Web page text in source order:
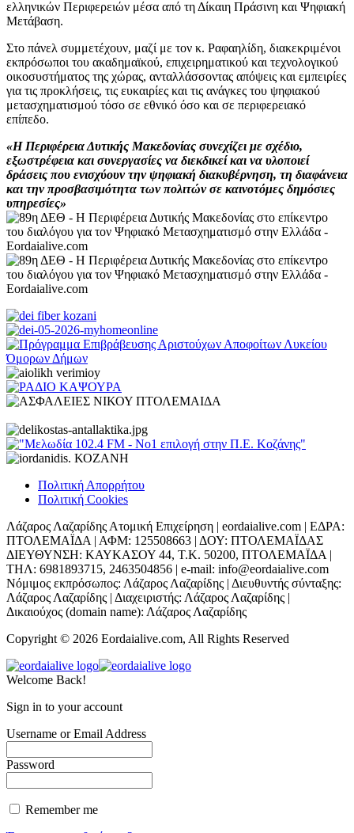
ελληνικών Περιφερειών μέσα από τη Δίκαιη Πράσινη και Ψηφιακή
Μετάβαση.
Στο πάνελ συμμετέχουν, μαζί με τον κ. Ραφαηλίδη, διακεκριμένοι
εκπρόσωποι του ακαδημαϊκού, επιχειρηματικού και τεχνολογικού
οικοσυστήματος της χώρας, ανταλλάσσοντας απόψεις και εμπειρίες
για τις προκλήσεις, τις ευκαιρίες και τις ανάγκες του ψηφιακού
μετασχηματισμού τόσο σε εθνικό όσο και σε περιφερειακό
επίπεδο.
«Η Περιφέρεια Δυτικής Μακεδονίας συνεχίζει με σχέδιο,
εξωστρέφεια και συνεργασίες να διεκδικεί και να υλοποιεί
δράσεις που ενισχύουν την ψηφιακή διακυβέρνηση, τη διαφάνεια
και την προσβασιμότητα των πολιτών σε καινοτόμες δημόσιες
υπηρεσίες»
Πολιτική Απορρήτου
Πολιτική Cookies
Λάζαρος Λαζαρίδης Ατομική Επιχείρηση | eordaialive.com | ΕΔΡΑ:
ΠΤΟΛΕΜΑΪΔΑ | ΑΦΜ: 125508663 | ΔΟΥ: ΠΤΟΛΕΜΑΪΔΑΣ
ΔΙΕΥΘΥΝΣΗ: ΚΑΥΚΑΣΟΥ 44, Τ.Κ. 50200, ΠΤΟΛΕΜΑΪΔΑ |
ΤΗΛ: 6981893715, 2463504856 | e-mail: info@eordaialive.com
Νόμιμος εκπρόσωπος: Λάζαρος Λαζαρίδης | Διευθυντής σύνταξης:
Λάζαρος Λαζαρίδης | Διαχειριστής: Λάζαρος Λαζαρίδης |
Δικαιούχος (domain name): Λάζαρος Λαζαρίδης
Copyright © 2026 Eordaialive.com, All Rights Reserved
Welcome Back!
Sign in to your account
Username or Email Address
Password
Remember me